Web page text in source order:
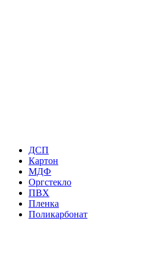
ДСП
Картон
МДФ
Оргстекло
ПВХ
Пленка
Поликарбонат